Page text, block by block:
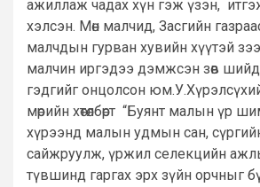
ажиллаж чадах хүн гэж үзэн,
хэлсэн. Мөн малчид, Засгийн
малчдын гурван хувийн хүүтэй
малчин иргэдээ дэмжсэн зөв
гэдгийг онцолсон
мөрийн хөтөлбөрт “Буянт малын үр
хүрээнд малын удмын сан,
сайжруулж, үржил селекцийн
түвшинд гаргах эрх зүйн орчныг